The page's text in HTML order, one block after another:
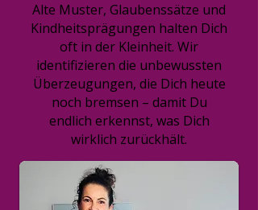
Alte Muster, Glaubenssätze und
Kindheitsprägungen halten Dich
oft in der Kleinheit. Wir
identifizieren die unbewussten
Überzeugungen, die Dich heute
noch bremsen – damit Du
endlich erkennst, was Dich
wirklich zurückhält.